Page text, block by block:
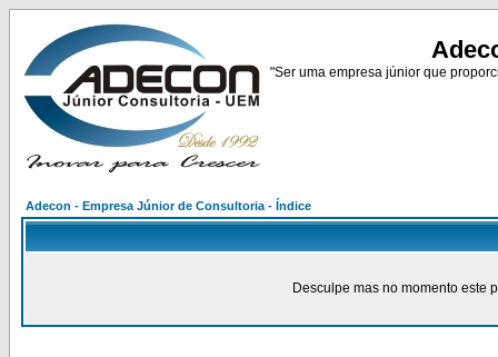
"Ser uma empresa júnior que
Adecon - Empresa Júnior de Consultoria - Índice
Desculpe mas no momento este